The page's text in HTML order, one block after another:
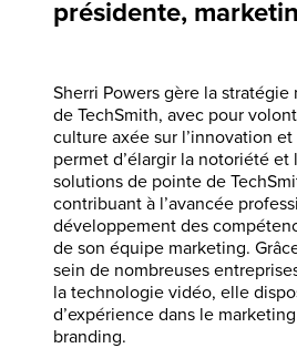
présidente,
Sherri Powers gère la
de TechSmith, avec pour
culture axée sur l’innovation
permet d’élargir la notoriété et
solutions de pointe de
contribuant à l’avancée
développement des
de son équipe marketing.
sein de nombreuses
la technologie vidéo, elle
d’expérience dans le
branding.